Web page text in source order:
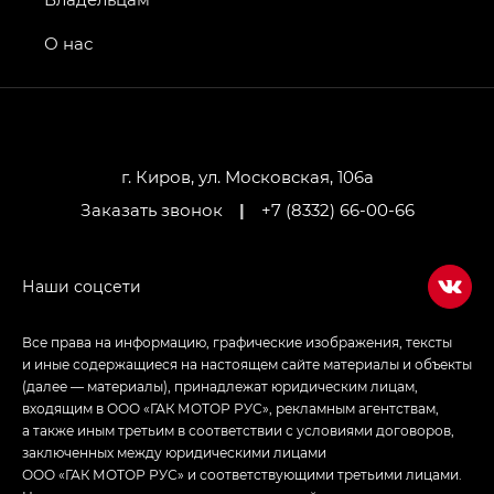
GS4 — Джи Эс 4 (GS4) в комплектациях Джи Би
привод — GB AWD, Джи Эль Полный привод —
Джи Ти — GT, Джи Икс — GX,
LOUNGE
Джи Эс — GS, Джи Эль с элементы экстерьера
г. Киров, ул. Московская, 106а
Заказать звонок
| +7 (8332) 66-00-66
О нас
Все права на информацию, графические изображения, тексты
и иные содержащиеся на настоящем сайте материалы и объекты
(далее — материалы), принадлежат юридическим лицам,
входящим в ООО «ГАК МОТОР РУС», рекламным агентствам,
а также иным третьим в соответствии с условиями договоров,
заключенных между юридическими лицами
ООО «ГАК МОТОР РУС» и соответствующими третьими лицами.